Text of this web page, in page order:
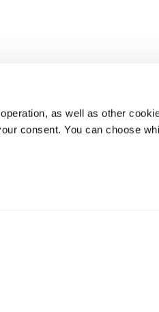
as well as other
consent. You can choose